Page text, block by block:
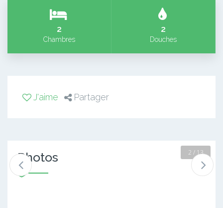
2
Chambres
2
Douches
J'aime Partager
Photos 2 / 13